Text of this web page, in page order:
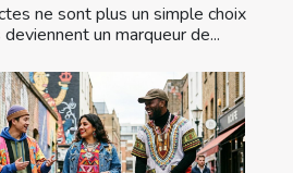
ne sont plus un simple choix
un marqueur de...